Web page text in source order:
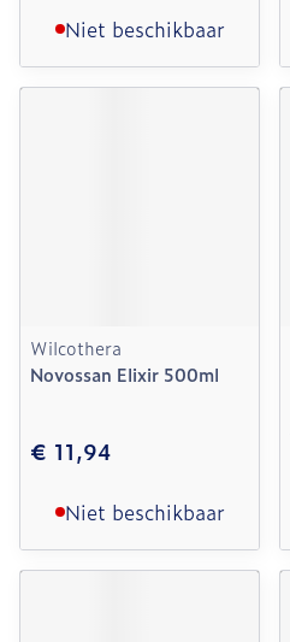
Niet beschikbaar
Wilcothera
Novossan Elixir 500ml
€ 11,94
Niet beschikbaar